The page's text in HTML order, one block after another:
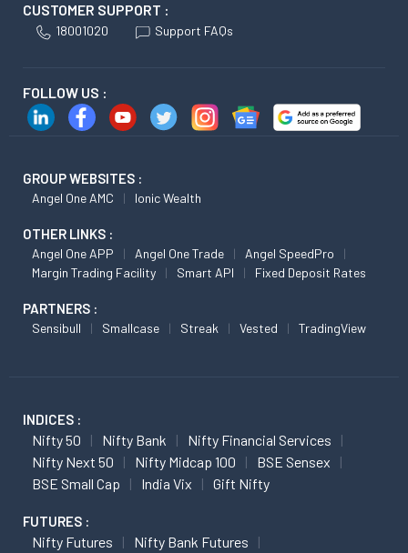
CUSTOMER SUPPORT :
18001020 Support FAQs
FOLLOW US :
GROUP WEBSITES :
Angel One AMC Ionic Wealth
OTHER LINKS :
Angel One APP Angel One Trade
Angel SpeedPro
Margin Trading Facility
Smart API Fixed Deposit Rates
PARTNERS :
Sensibull Smallcase Streak Vested TradingView
INDICES :
Nifty 50 Nifty Bank
Nifty Financial Services
Nifty Next 50
Nifty Midcap 100
BSE Sensex
BSE Small Cap
India Vix Gift Nifty
FUTURES :
Nifty Futures
Nifty Bank Futures